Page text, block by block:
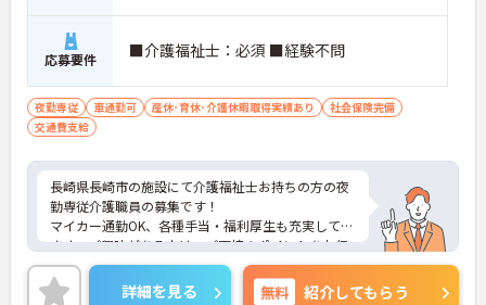
応募要件 ■介護福祉士：必須 ■経験不問
夜勤専従 車通勤可 産休･育休･介護休暇取得実績あり
社会保険完備
交通費支給
長崎県長崎市の施設にて介護福祉士お持ちの方の夜
勤専従介護職員の募集です！
マイカー通勤OK、各種手当・福利厚生も充実してい
ます。ご興味がある方は、ご面接のポイントをお伝
えしますので、お気軽にお問い合わせください
詳細を見る 無料 紹介してもらう